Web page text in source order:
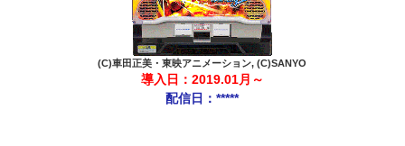
(C)車田正美・東映アニメーション, (C)SANYO
導入日：2019.01月～
配信日：*****